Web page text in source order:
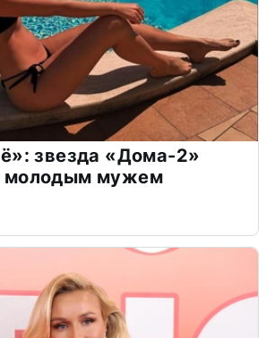
звезда «Дома-2»
молодым мужем